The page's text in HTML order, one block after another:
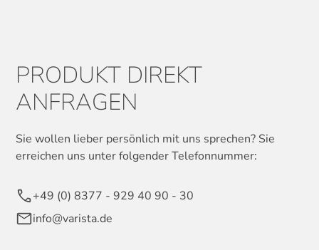
PRODUKT DIREKT
ANFRAGEN
Sie wollen lieber persönlich mit uns sprechen? Sie
erreichen uns unter folgender Telefonnummer:
+49 (0) 8377 - 929 40 90 - 30
info@varista.de